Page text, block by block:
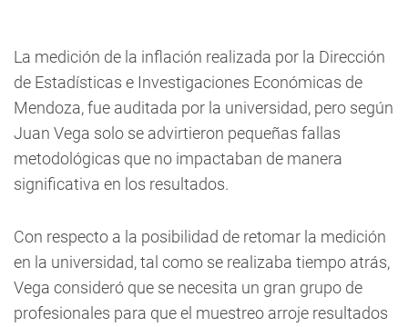
La medición de la inflación realizada por la Dirección
de Estadísticas e Investigaciones Económicas de
Mendoza, fue auditada por la universidad, pero según
Juan Vega solo se advirtieron pequeñas fallas
metodológicas que no impactaban de manera
significativa en los resultados.
Con respecto a la posibilidad de retomar la medición
en la universidad, tal como se realizaba tiempo atrás,
Vega consideró que se necesita un gran grupo de
profesionales para que el muestreo arroje resultados